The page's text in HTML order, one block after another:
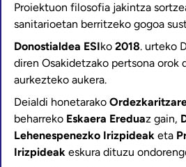
Proiektuon filosofia jakintza
sanitarioetan berritzeko gogoa
Donostialdea ESIko 2018. urteko
diren Osakidetzako pertsona orok
aurkezteko aukera.
Deialdi honetarako
beharreko Eskaera Ereduaz gain,
Lehenespenezko Irizpideak eta
Irizpideak eskura dituzu